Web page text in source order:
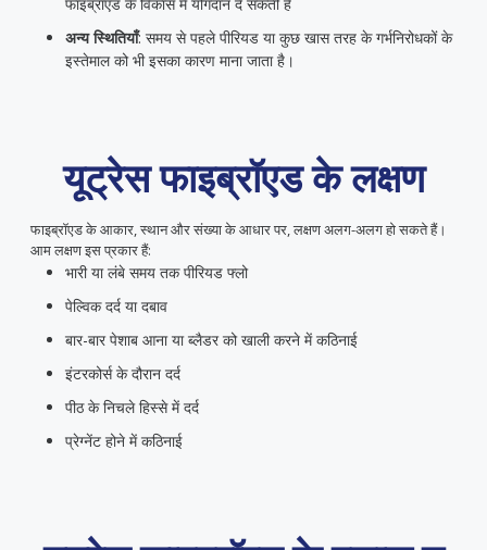
अन्य स्थितियाँ: समय से पहले पीरियड या कुछ खास तरह के गर्भनिरोधकों के
इस्तेमाल को भी इसका कारण माना जाता है।
यूट्रेस फाइब्रॉएड के लक्षण
फाइब्रॉएड के आकार, स्थान और संख्या के आधार पर, लक्षण अलग-अलग हो सकते हैं।
आम लक्षण इस प्रकार हैं:
भारी या लंबे समय तक पीरियड फ्लो
पेल्विक दर्द या दबाव
बार-बार पेशाब आना या ब्लैडर को खाली करने में कठिनाई
इंटरकोर्स के दौरान दर्द
पीठ के निचले हिस्से में दर्द
प्रेग्नेंट होने में कठिनाई